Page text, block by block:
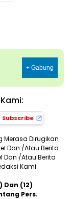
+ Gabung
Subscribe
Merasa Dirugikan
Dan /Atau Berita
Dan /Atau Berita
Kami
Dan (12)
Pers.